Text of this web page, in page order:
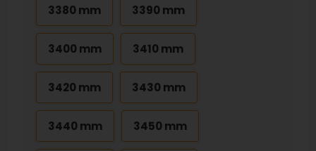
3380 mm 3390 mm
3400 mm 3410 mm
3420 mm 3430 mm
3440 mm 3450 mm